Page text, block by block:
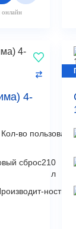
онлайн
4-
Кол-во
сброс210
л
ность